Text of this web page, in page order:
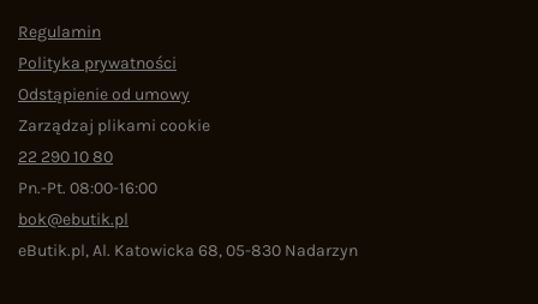
Regulamin
Polityka prywatności
Odstąpienie od umowy
Zarządzaj plikami cookie
22 290 10 80
Pn.-Pt. 08:00-16:00
bok@ebutik.pl
eButik.pl,Al. Katowicka 68,05-830 Nadarzyn